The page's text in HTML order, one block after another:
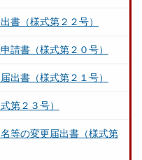
書（様式第２２号）
請書（様式第２０号）
出書（様式第２１号）
第２３号）
等の変更届出書（様式第